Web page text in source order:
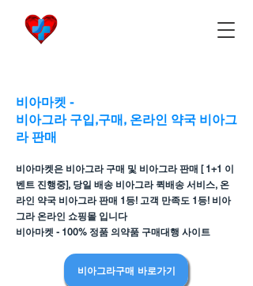
비아마켓 -
비아그라 구입,구매, 온라인 약국 비아그
라 판매
비아마켓은 비아그라 구매 및 비아그라 판매 [ 1+1 이
벤트 진행중], 당일 배송 비아그라 퀵배송 서비스, 온
라인 약국 비아그라 판매 1등! 고객 만족도 1등! 비아
그라 온라인 쇼핑몰 입니다
비아마켓 - 100% 정품 의약품 구매대행 사이트
비아그라구매 바로가기